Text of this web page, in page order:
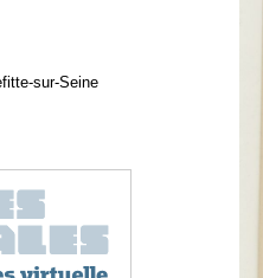
sur-Seine